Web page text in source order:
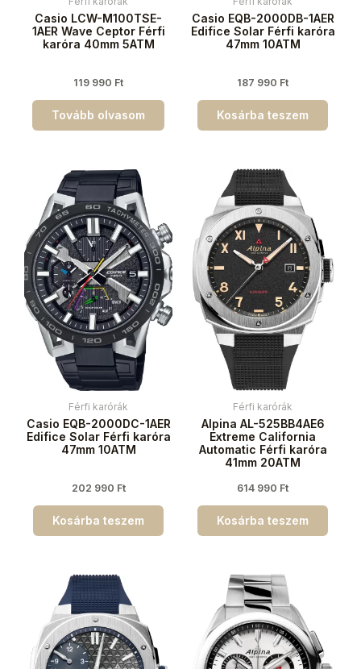
Casio LCW-M100TSE-
1AER Wave Ceptor Férfi
karóra 40mm 5ATM
119 990 Ft
Tovább olvasom
Casio EQB-2000DB-1AER
Edifice Solar Férfi karóra
47mm 10ATM
187 990 Ft
Kosárba teszem
Férfi karórák
Casio EQB-2000DC-1AER
Edifice Solar Férfi karóra
47mm 10ATM
202 990 Ft
Kosárba teszem
Férfi karórák
Alpina AL-525BB4AE6
Extreme California
Automatic Férfi karóra
41mm 20ATM
614 990 Ft
Kosárba teszem